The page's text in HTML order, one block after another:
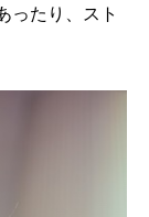
ったり、スト